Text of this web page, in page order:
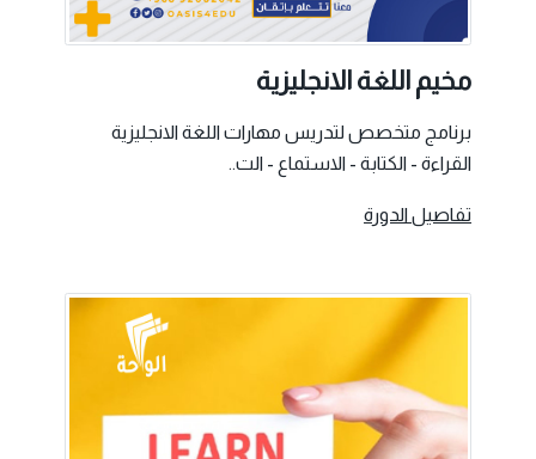
مخيم اللغة الانجليزية
برنامج متخصص لتدريس مهارات اللغة الانجليزية
القراءة - الكتابة - الاستماع - الت..
تفاصيل الدورة